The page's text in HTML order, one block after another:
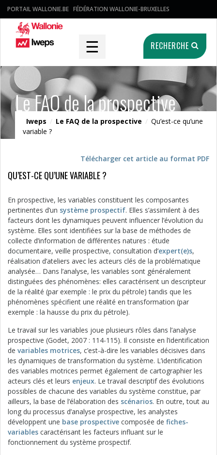
PORTAIL WALLONIE.BE FÉDÉRATION WALLONIE-BRUXELLES
☰ RECHERCHE
Le FAQ de la prospective
Iweps / Le FAQ de la prospective / Qu’est-ce qu’une
variable ?
Télécharger cet article au format PDF
QU’EST-CE QU’UNE VARIABLE ?
En prospective, les variables constituent les composantes
pertinentes d’un système prospectif. Elles s’assimilent à des
facteurs dont les dynamiques peuvent influencer l’évolution du
système. Elles sont identifiées sur la base de méthodes de
collecte d’information de différentes natures : étude
documentaire, veille prospective, consultation d’expert(e)s,
réalisation d’ateliers avec les acteurs clés de la problématique
analysée… Dans l’analyse, les variables sont généralement
distinguées des phénomènes: elles caractérisent un descripteur
de la réalité (par exemple : le prix du pétrole) tandis que les
phénomènes spécifient une réalité en transformation (par
exemple : la hausse du prix du pétrole).
Le travail sur les variables joue plusieurs rôles dans l’analyse
prospective (Godet, 2007 : 114-115). Il consiste en l’identification
de variables motrices, c’est-à-dire les variables décisives dans
les dynamiques de transformation du système. L’identification
des variables motrices permet également de cartographier les
acteurs clés et leurs enjeux. Le travail descriptif des évolutions
possibles de chacune des variables du système constitue, par
ailleurs, la base de l’élaboration des scénarios. En outre, tout au
long du processus d’analyse prospective, les analystes
développent une base prospective composée de fiches-
variables caractérisant les facteurs influant sur le
fonctionnement du système prospectif.